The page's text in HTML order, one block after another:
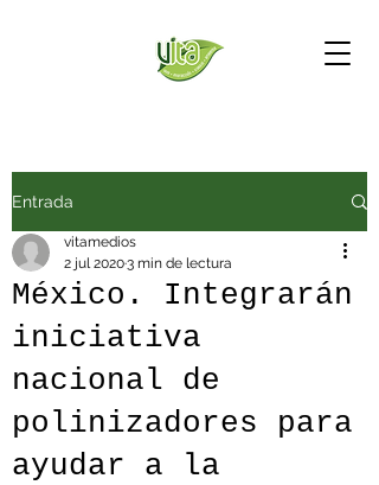
Entrada
México. Integrarán
iniciativa
nacional de
polinizadores para
ayudar a la
vitamedios
2 jul 20203 min de lectura